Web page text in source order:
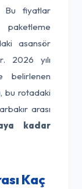
Bu fiyatlar
asansör
2026 yılı
belirlenen
bu rotadaki
arası
kadar
Kaç